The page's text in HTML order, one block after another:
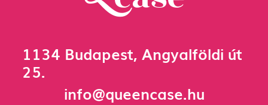
1134 Budapest, Angyalföldi út
25.
info@queencase.hu